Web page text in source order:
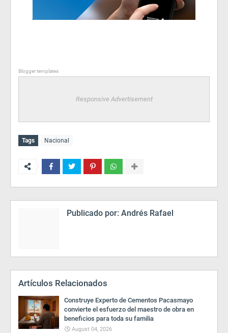
Blogger templates
Responsive Advertisement
Tags Nacional
Publicado por: Andrés Rafael
Artículos Relacionados
Construye Experto de Cementos Pacasmayo
convierte el esfuerzo del maestro de obra en
beneficios para toda su familia
August 04, 2026